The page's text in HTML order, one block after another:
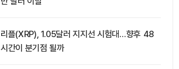
리플(XRP), 1.05달러 지지선 시험대…향후 48
시간이 분기점 될까